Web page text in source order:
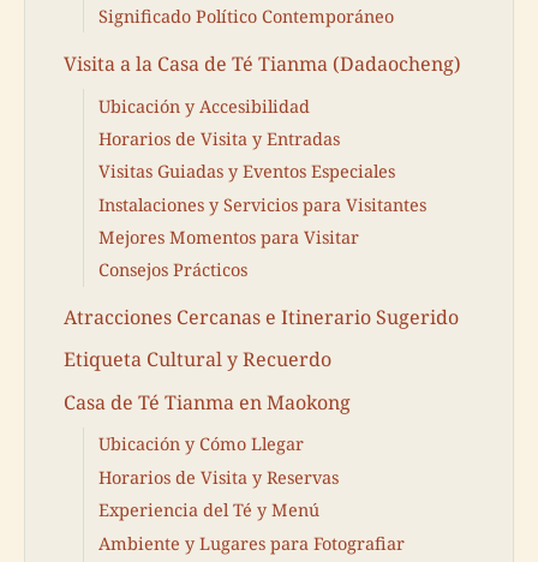
Significado Político Contemporáneo
Visita a la Casa de Té Tianma (Dadaocheng)
Ubicación y Accesibilidad
Horarios de Visita y Entradas
Visitas Guiadas y Eventos Especiales
Instalaciones y Servicios para Visitantes
Mejores Momentos para Visitar
Consejos Prácticos
Atracciones Cercanas e Itinerario Sugerido
Etiqueta Cultural y Recuerdo
Casa de Té Tianma en Maokong
Ubicación y Cómo Llegar
Horarios de Visita y Reservas
Experiencia del Té y Menú
Ambiente y Lugares para Fotografiar